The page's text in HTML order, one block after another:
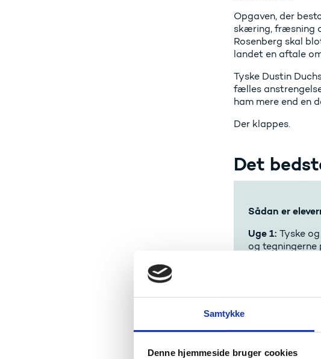
Samtykke
Denne hjemmeside bruger cookies
Opgaven, der
skæring, fræsning
Rosenberg skal
landet en aftale
Tyske Dustin
fælles
ham mere end en
Der klappes.
Det
Sådan er
Uge 1: Tyske
og tegningerne
Tyske
Nr. Bjært